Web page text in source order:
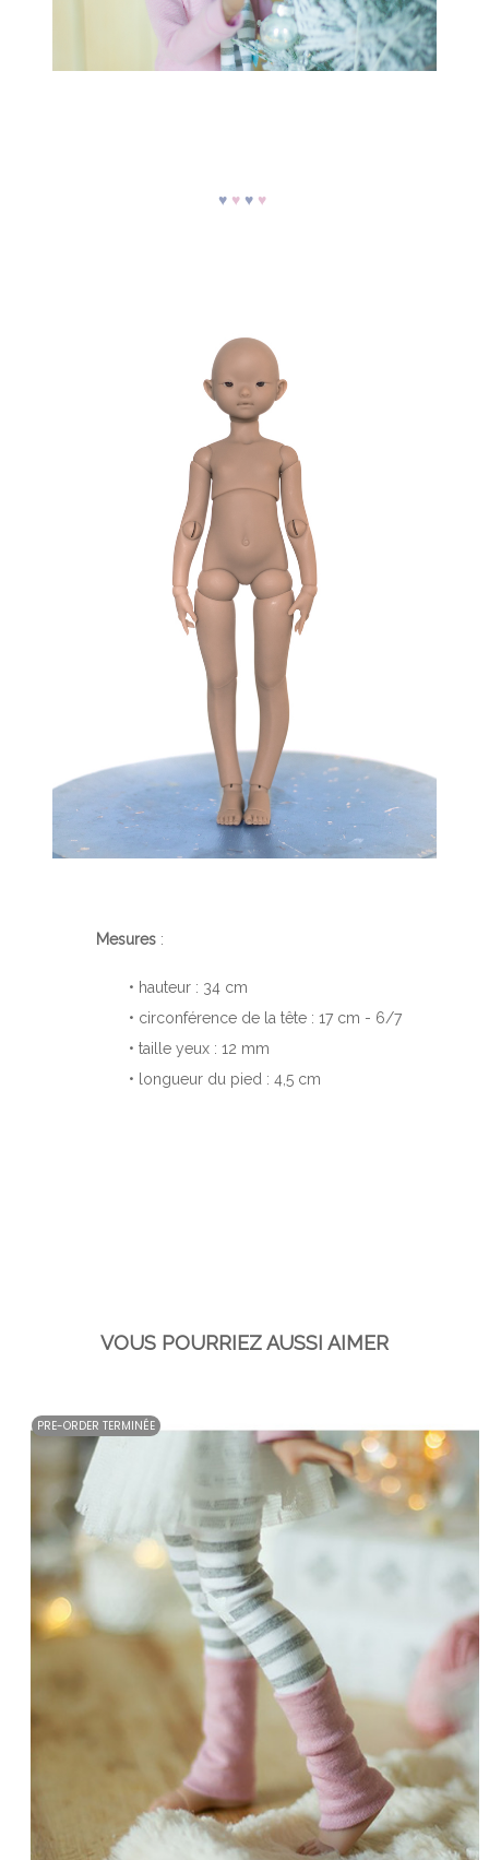
♥ ♥ ♥ ♥
Mesures :
• hauteur : 34 cm
• circonférence de la tête : 17 cm - 6/7
• taille yeux : 12 mm
• longueur du pied : 4,5 cm
VOUS POURRIEZ AUSSI AIMER
PRE-ORDER TERMINÉE